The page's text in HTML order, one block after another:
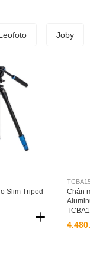
Joby
Slim Tripod -
Chân